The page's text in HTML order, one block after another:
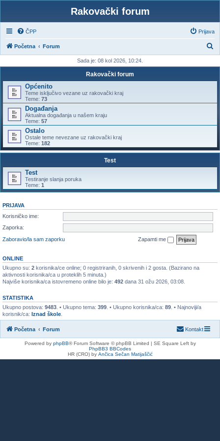
Rakovački forum
ČPP Prijava
Početna Forum
t
a
k
Sada je: 08 kol 2026, 10:24.
Rakovački forum
Općenito
Teme isključivo vezane uz rakovački kraj
Teme: 73
Događanja
Aktualna događanja u našem kraju
Teme: 57
Ostalo
Ostale teme nevezane uz rakovački kraj
Teme: 182
Test
Test
Testiranje slanja poruka
Teme: 1
PRIJAVA
Korisničko ime:
Zaporka:
Zaboravio/la sam zaporku
Zapamti me
ONLINE
Ukupno su: 2 korisnika/ce online; 0 registriranih, 0 skrivenih i 2 gosta. (Bazirano na
aktivnosti korisnika/ca u proteklih 5 minuta.)
Najviše korisnika/ca istovremeno online bilo je: 492 dana 31 ožu 2026, 03:08.
STATISTIKA
Ukupno postova: 9483 . • Ukupno tema: 399 . • Ukupno korisnika/ca: 89 . • Najnoviji/a
korisnik/ca: Iznad škole
Početna Forum Kontakt
Powered by phpBB® Forum Software © phpBB Limited | SE Square Left by
PhpBB3 BBCodes
HR (CRO) by Ančica Sečan Matijaščić